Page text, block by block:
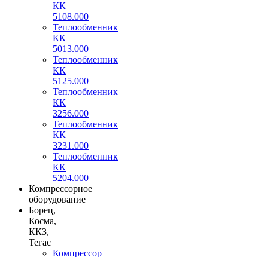
КК
5108.000
Теплообменник
КК
5013.000
Теплообменник
КК
5125.000
Теплообменник
КК
3256.000
Теплообменник
КК
3231.000
Теплообменник
КК
5204.000
Компрессорное
оборудование
Борец,
Косма,
ККЗ,
Тегас
Компрессор